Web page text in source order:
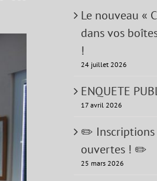
Le nouveau «
dans vos
!
24 juillet 2026
ENQUETE
17 avril 2026
✏️ Inscriptions
ouvertes ! ✏️
25 mars 2026